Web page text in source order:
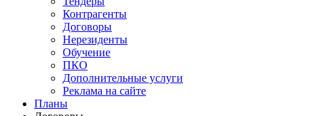
Контрагенты
Договоры
Нерезиденты
Обучение
ПКО
Дополнительные услуги
Реклама на сайте
Планы